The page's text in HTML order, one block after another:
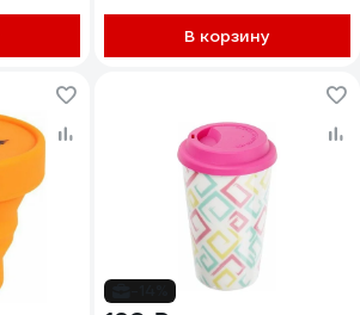
В корзину